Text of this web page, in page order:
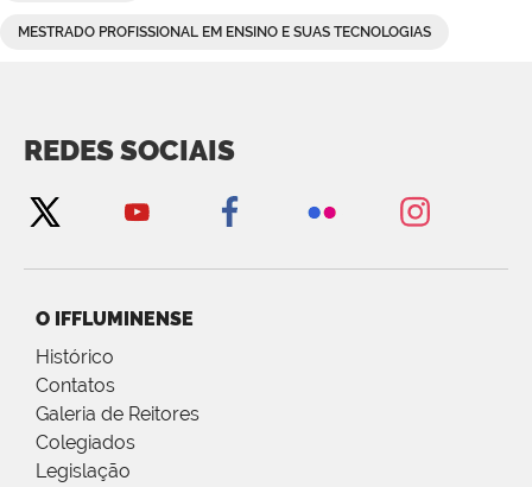
MESTRADO PROFISSIONAL EM ENSINO E SUAS TECNOLOGIAS
REDES SOCIAIS
O IFFLUMINENSE
Histórico
Contatos
Galeria de Reitores
Colegiados
Legislação